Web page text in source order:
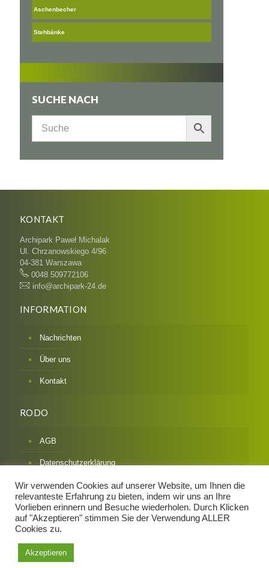
Aschenbecher
Stehbänke
SUCHE NACH
KONTAKT
Archipark Paweł Michalak
Ul. Chrzanowskiego 4/96
04-381 Warszawa
0048 509772106
info@archipark-24.de
INFORMATION
Nachrichten
Über uns
Kontakt
RODO
AGB
Datenschutzerklärung
Impressum
Widerrufsbelehrung & Formular
Zahlarten / Versandarten
Wir verwenden Cookies auf unserer Website, um Ihnen die
relevanteste Erfahrung zu bieten, indem wir uns an Ihre
Vorlieben erinnern und Besuche wiederholen. Durch Klicken
auf "Akzeptieren" stimmen Sie der Verwendung ALLER
Cookies zu.
Akzeptieren